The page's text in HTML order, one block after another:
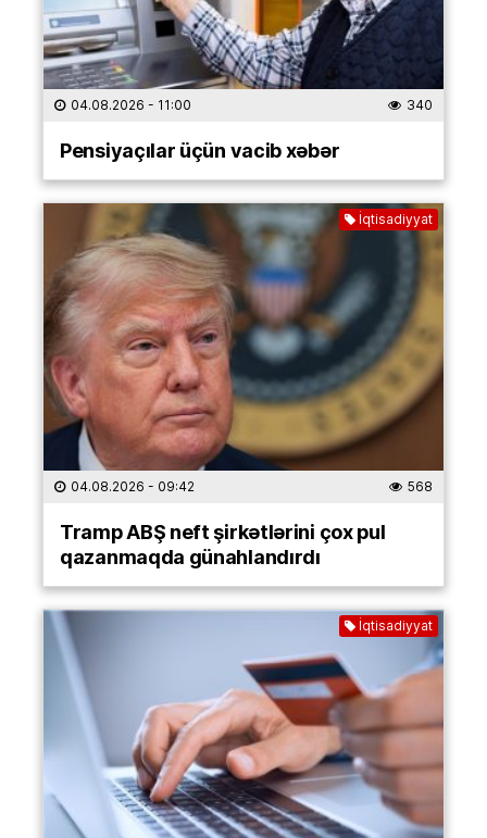
04.08.2026 - 11:00 340
Pensiyaçılar üçün vacib xəbər
İqtisadiyyat
04.08.2026 - 09:42 568
Tramp ABŞ neft şirkətlərini çox pul
qazanmaqda günahlandırdı
İqtisadiyyat